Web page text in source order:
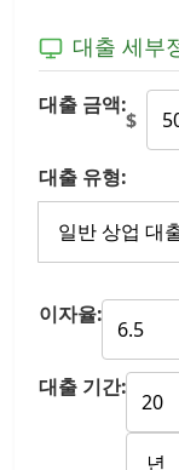
대출 세부
대출 금액:
$
대출 유형:
이자율:
대출 기간: